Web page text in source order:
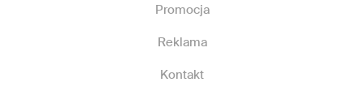
Promocja
Reklama
Kontakt